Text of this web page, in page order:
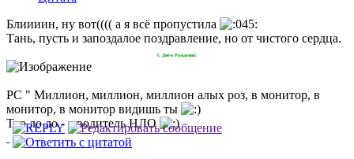
Блиииин, ну вот(((( а я всё пропустила
Тань, пусть и запоздалое поздравление, но от чистого сердца.
С Днём Рождения!
РС " Миллион, миллион, миллион алых роз, в монитор, в
монитор, в монитор видишь ты
Тро ло ло - я водитель НЛО